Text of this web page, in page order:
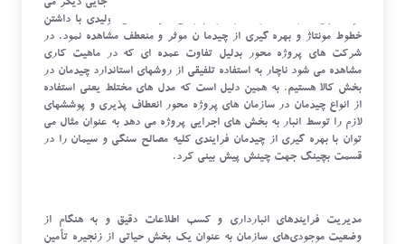
توان قابلیت ارتقاء سازمان را در انبارهای شرکت های تولیدی با داشتن
خطوط مونتاژ و بهره گیری از چیدما ن موثر و منعطف مشاهده نمود. در
شرکت های پروژه محور بدلیل تفاوت عمده ای که در ماهیت کاری
مشاهده می شود ناچار به استفاده تلفیقی از روشهای استاندارد چیدمان در
بخش کالا هستیم. به همین دلیل است که مدل های مختلط یعنی استفاده
از انواع چیدمان در سازمان های پروژه محور انعطاف پذیری و پوششهای
لازم را توسط انبار به بخش های اجرایی پروژه می دهد به عنوان مثال می
توان با بهره گیری از چیدمان فرایندی کلیه مصالح سنگی و سیمان را در
قسمت بچینگ جهت چینش پیش بینی کرد.
مدیریت فرایندهای انبارداری و کسب اطلاعات دقیق و به هنگام از
وضعیت موجودی‌های سازمان به عنوان یک بخش حیاتی از زنجیره تأمین